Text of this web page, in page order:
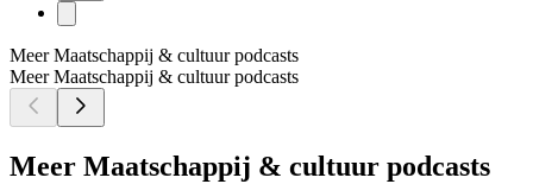
Meer Maatschappij & cultuur podcasts
Meer Maatschappij & cultuur podcasts
Meer Maatschappij & cultuur podcasts